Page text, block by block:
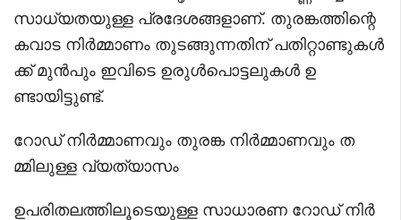
സാധ്യതയുള്ള പ്രദേശങ്ങളാണ്. തുരങ്കത്തിന്റെ
കവാട നിർമ്മാണം തുടങ്ങുന്നതിന് പതിറ്റാണ്ടുകൾ
ക്ക് മുൻപും ഇവിടെ ഉരുൾപൊട്ടലുകൾ ഉ
ണ്ടായിട്ടുണ്ട്.
റോഡ് നിർമ്മാണവും തുരങ്ക നിർമ്മാണവും ത
മ്മിലുള്ള വ്യത്യാസം
ഉപരിതലത്തിലൂടെയുള്ള സാധാരണ റോഡ് നിർ